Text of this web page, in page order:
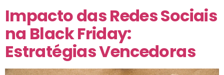
Impacto das Redes Sociais
na Black Friday:
Estratégias Vencedoras